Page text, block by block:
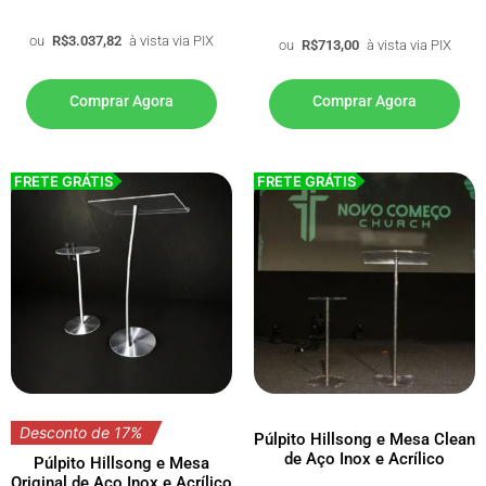
ou R$3.037,82 à vista via PIX
Comprar Agora
ou R$713,00 à vista via PIX
Comprar Agora
FRETE GRÁTIS
Desconto de 17%
Púlpito Hillsong e Mesa
FRETE GRÁTIS
Púlpito Hillsong e Mesa Clean
de Aço Inox e Acrílico